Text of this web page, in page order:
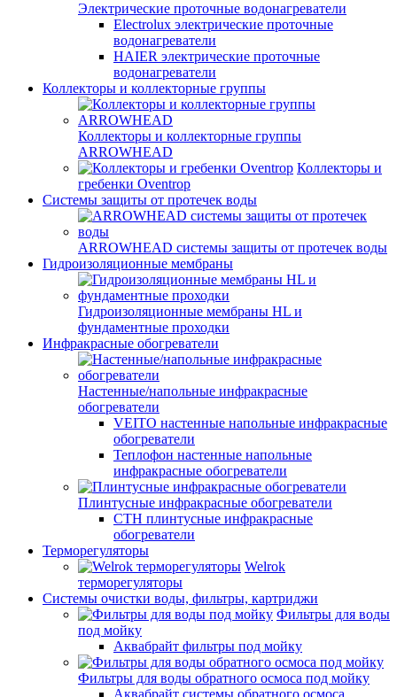
Электрические проточные водонагреватели
Electrolux электрические проточные
водонагреватели
HAIER электрические проточные
водонагреватели
Коллекторы и коллекторные группы
Коллекторы и коллекторные группы
ARROWHEAD
Коллекторы и
гребенки Oventrop
Системы защиты от протечек воды
ARROWHEAD системы защиты от протечек воды
Гидроизоляционные мембраны
Гидроизоляционные мембраны HL и
фундаментные проходки
Инфракрасные обогреватели
Настенные/напольные инфракрасные
обогреватели
VEITO настенные напольные инфракрасные
обогреватели
Теплофон настенные напольные
инфракрасные обогреватели
Плинтусные инфракрасные обогреватели
СТН плинтусные инфракрасные
обогреватели
Терморегуляторы
Welrok
терморегуляторы
Системы очистки воды, фильтры, картриджи
Фильтры для воды
под мойку
Аквабрайт фильтры под мойку
Фильтры для воды обратного осмоса под мойку
Аквабрайт системы обратного осмоса